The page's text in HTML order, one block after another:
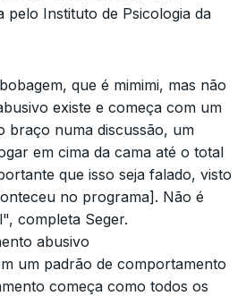
pelo Instituto de Psicologia da
que é mimimi, mas não
existe e começa com um
braço numa discussão, um
em cima da cama até o total
que isso seja falado, visto
no programa]. Não é
completa Seger.
abusivo
um padrão de comportamento
começa como todos os